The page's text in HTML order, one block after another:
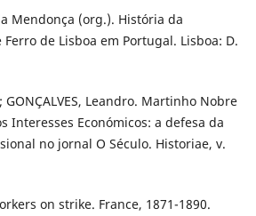
Mendonça (org.). História da
de Lisboa em Portugal. Lisboa: D.
GONÇALVES, Leandro. Martinho Nobre
Interesses Económicos: a defesa da
no jornal O Século. Historiae, v.
on strike. France, 1871-1890.